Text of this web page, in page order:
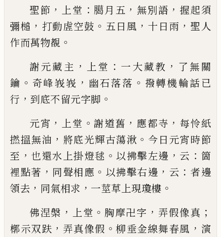
聖節 ， 上堂 ： 臈月五 ， 無別語 ， 握起須
彌槌 ， 打動虗空鼓 。 五日風 ， 十日雨 ，聖人
作而萬物覩 。
謝元藏主 ， 上堂 ： 一大藏教 ， 了無關
鑰 。 奇峰峩峩 ， 幽石落落 。 撥轉機輪話 已
行 ， 到底不留元字脚 。
元宵 ， 上堂 。謝道舊 ， 應都寺 ， 每怜紙
撚搵無油 ， 將底光輝古蕩湫 。 今日元宵時節
至 ，也還水上掛燈毬 。 以拂擊左邊 ， 云 ： 箇
裡點著 ， 同聲相應 。 以拂擊右邊 ， 云 ：者邊
領去 ， 同氣相求 ， 一莖草上現瓊樓 。
佛涅槃 ， 上堂 。 胸摩卍字 ， 弄假像真 ；
槨示双趺 ， 弄真像假 。柳垂金線舞春風 ， 演